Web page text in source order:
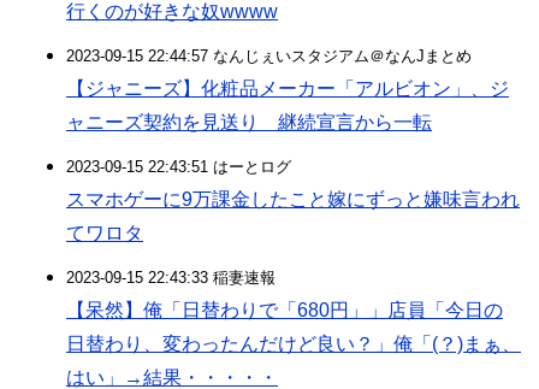
行くのが好きな奴wwww
2023-09-15 22:44:57 なんじぇいスタジアム＠なんJまとめ
【ジャニーズ】化粧品メーカー「アルビオン」、ジ
ャニーズ契約を見送り 継続宣言から一転
2023-09-15 22:43:51 はーとログ
スマホゲーに9万課金したこと嫁にずっと嫌味言われ
てワロタ
2023-09-15 22:43:33 稲妻速報
【呆然】俺「日替わりで「680円」」店員「今日の
日替わり、変わったんだけど良い？」俺「(？)まぁ、
はい」→結果・・・・・